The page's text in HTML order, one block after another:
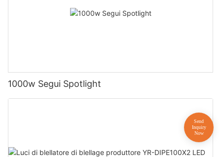
1000w Segui Spotlight